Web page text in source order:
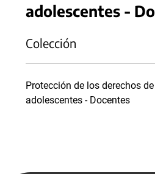
adolescentes -
Colección
Protección de los derechos
adolescentes - Docentes